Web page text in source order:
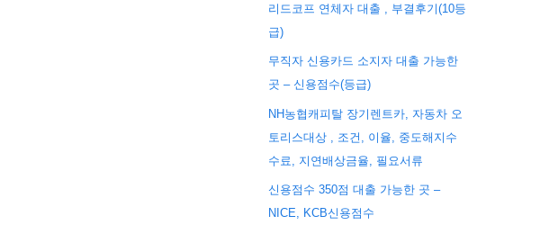
리드코프 연체자 대출 , 부결후기(10등
급)
무직자 신용카드 소지자 대출 가능한
곳 – 신용점수(등급)
NH농협캐피탈 장기렌트카, 자동차 오
토리스대상 , 조건, 이율, 중도해지수
수료, 지연배상금율, 필요서류
신용점수 350점 대출 가능한 곳 –
NICE, KCB신용점수